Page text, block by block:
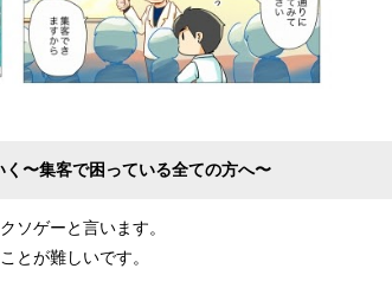
〜集客で困っている全ての方へ〜
ソゲーと言います。
とが難しいです。